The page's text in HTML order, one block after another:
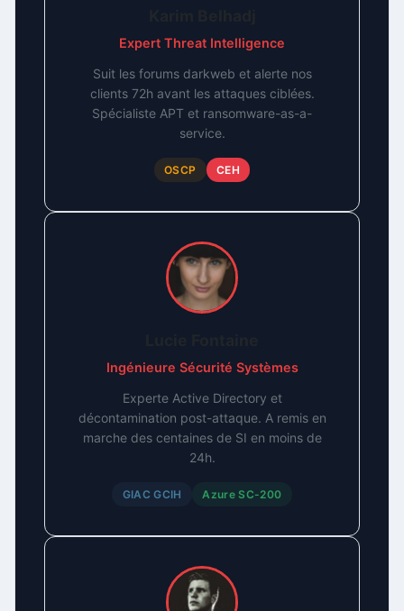
Expert Threat Intelligence
Suit les forums darkweb et alerte nos
clients 72h avant les attaques ciblées.
Spécialiste APT et ransomware-as-a-
service.
OSCP CEH
Ingénieure Sécurité Systèmes
Experte Active Directory et
décontamination post-attaque. A remis en
marche des centaines de SI en moins de
24h.
GIAC GCIH Azure SC-200